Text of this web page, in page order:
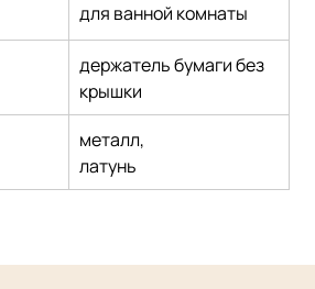
для ванной комнаты
держатель бумаги без
крышки
металл,
латунь